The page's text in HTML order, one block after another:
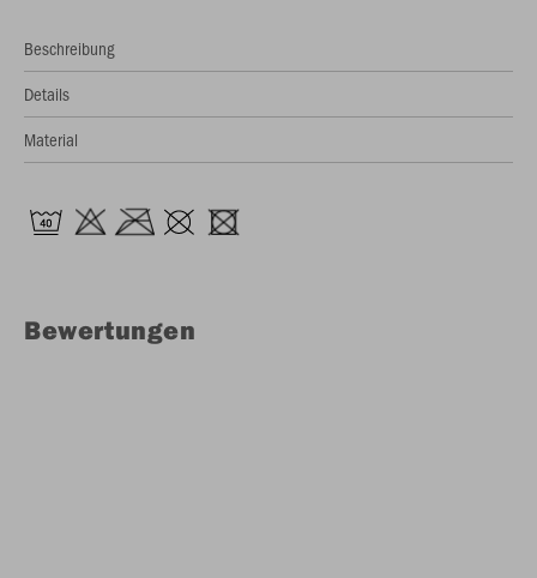
Beschreibung
Details
Material
Bewertungen